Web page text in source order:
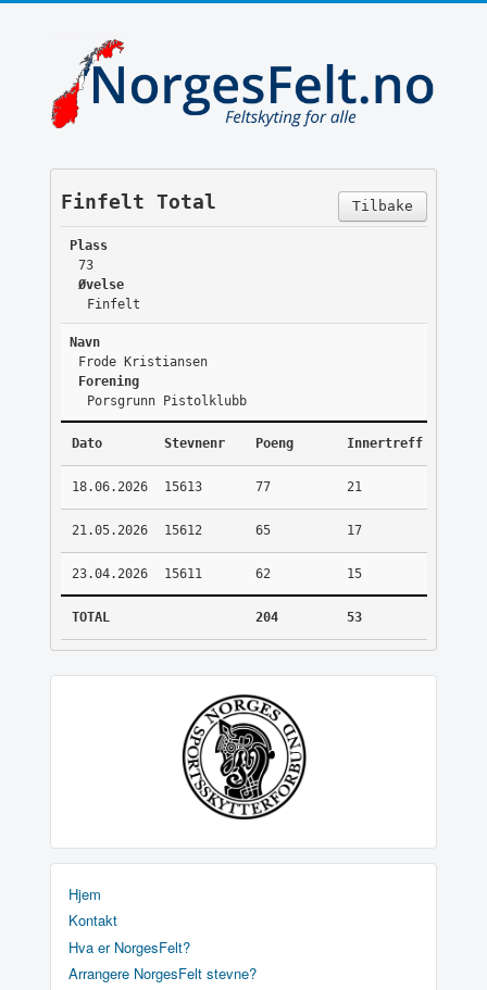
Tilbake
Finfelt Total
Plass
73
Øvelse
Finfelt
Navn
Frode Kristiansen
Forening
Porsgrunn Pistolklubb
Dato Stevnenr Poeng Innertreff
18.06.2026 15613 77 21
21.05.2026 15612 65 17
23.04.2026 15611 62 15
TOTAL 204 53
Hjem
Kontakt
Hva er NorgesFelt?
Arrangere NorgesFelt stevne?